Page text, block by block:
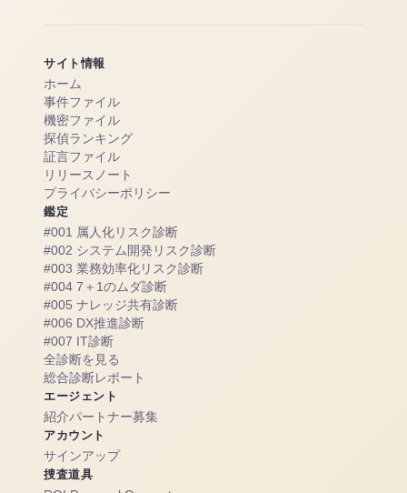
サイト情報
ホーム
事件ファイル
機密ファイル
探偵ランキング
証言ファイル
リリースノート
プライバシーポリシー
鑑定
#001 属人化リスク診断
#002 システム開発リスク診断
#003 業務効率化リスク診断
#004 7＋1のムダ診断
#005 ナレッジ共有診断
#006 DX推進診断
#007 IT診断
全診断を見る
総合診断レポート
エージェント
紹介パートナー募集
アカウント
サインアップ
捜査道具